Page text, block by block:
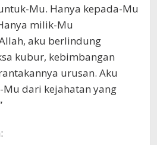
Mu. Hanya kepada-Mu
milik-Mu
aku berlindung
kubur, kebimbangan
urusan. Aku
dari kejahatan yang